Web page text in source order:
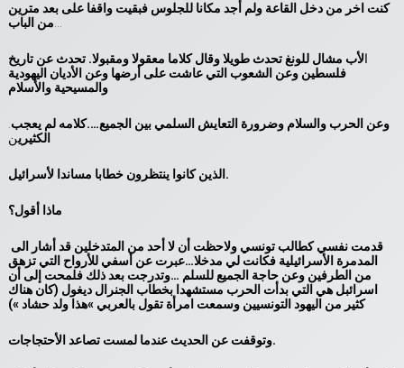
كنت اخر من دخل القاعة ولم أجد مكانا للجلوس فبقيت واقفا على بعد مترين
من الباب
الأب مشال للونغ تحدث طويلا وقال كلاما معقولا ومقبولا. تحدث عن تاريخ
فلسطين وعن الشعوب التي عاشت على أرضها وعن الأديان اليهودية
والمسيحية والأسلام
وعن الحرب والسلام وضرورة التعايش السلمي بين الجميع….كلامه لم يعجب
الكثيرين
الذين كانوا ينتظرون خطابا مساندا لأسرائيل .
ماذا أقول؟
المدمرة الأسرائيلية فكانت لي مدخلا…عبرت عن أسفي للأرواح التي تزهق
من الطرفين وعن حاجة الجميع للسلم …وتدرجت بعد ذلك فلمحت إلى أن
اسرائبل هي التي بدأت الحرب مستشهدا بخطاب الجنرال ديغول (كان هناك
كثير من اليهود التونسيين وسمعت امرأة تقول بالعربي »هذا ولد حشاد »)
وتوقفت عن الحديث عندما لمست تصاعد الأحتجاجات.